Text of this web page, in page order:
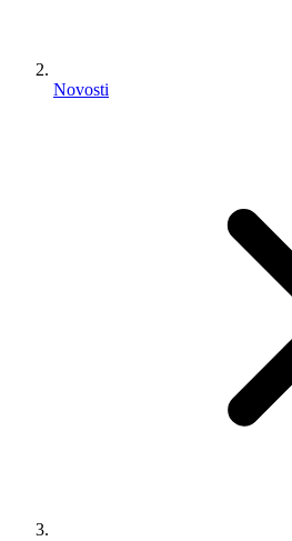
Novosti